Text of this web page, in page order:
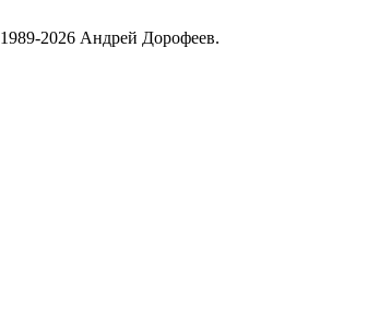
1989-2026 Андрей Дорофеев.